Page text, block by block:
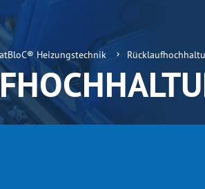
Heizungstechnik